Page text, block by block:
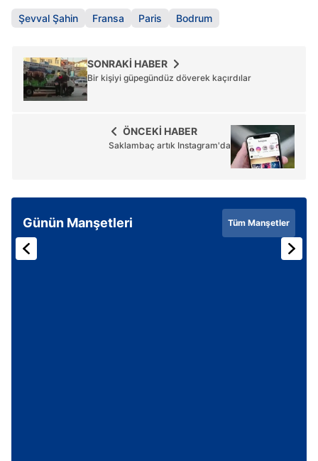
Şevval Şahin Fransa Paris Bodrum
SONRAKİ HABER
Bir kişiyi güpegündüz döverek kaçırdılar
ÖNCEKİ HABER
Saklambaç artık Instagram'da
Günün Manşetleri Tüm Manşetler